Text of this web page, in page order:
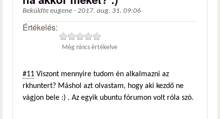
Beküldte eugene - 2017. aug. 31. 09:06
Értékelés:
Még nincs értékelve
#11 Viszont mennyire tudom én alkalmazni az
rkhuntert? Máshol azt olvastam, hogy aki kezdő ne
vágjon bele :) . Az egyik ubuntu fórumon volt róla szó.